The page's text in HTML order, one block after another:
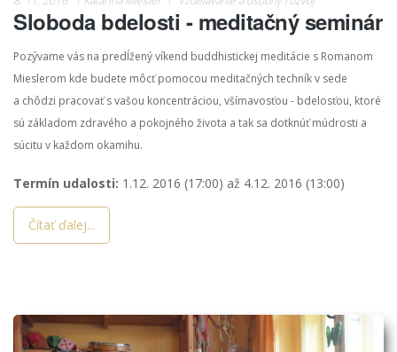
Sloboda bdelosti - meditačný seminár
Pozývame vás na predĺžený víkend buddhistickej meditácie s Romanom
Mieslerom kde budete môcť pomocou meditačných techník v sede
a chôdzi pracovať s vašou koncentráciou, všímavosťou - bdelosťou, ktoré
sú základom zdravého a pokojného života a tak sa dotknúť múdrosti a
súcitu v každom okamihu.
Termín udalosti: 1.12. 2016 (17:00) až 4.12. 2016 (13:00)
Čítať ďalej...